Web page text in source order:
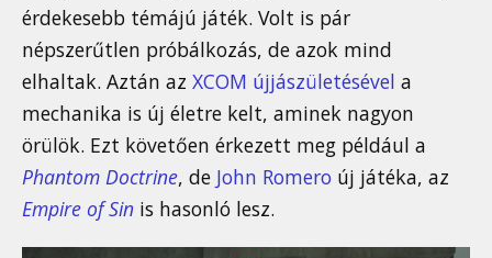
érdekesebb témájú játék. Volt is pár
népszerűtlen próbálkozás, de azok mind
elhaltak. Aztán az XCOM újjászületésével a
mechanika is új életre kelt, aminek nagyon
örülök. Ezt követően érkezett meg például a
Phantom Doctrine, de John Romero új játéka, az
Empire of Sin is hasonló lesz.